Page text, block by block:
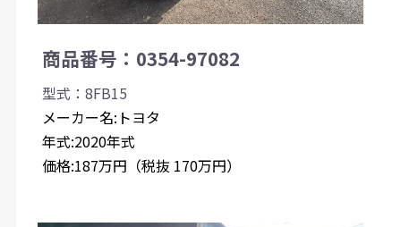
商品番号：0354-97082
型式：8FB15
メーカー名:トヨタ
年式:2020年式
価格:187万円（税抜 170万円）